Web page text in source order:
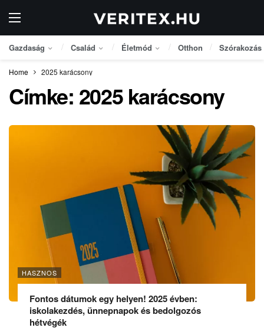
Gazdaság Család Életmód Otthon Szórakozás
Home 2025 karácsony
Címke: 2025 karácsony
HASZNOS
Fontos dátumok egy helyen! 2025 évben:
iskolakezdés, ünnepnapok és bedolgozós
hétvégék